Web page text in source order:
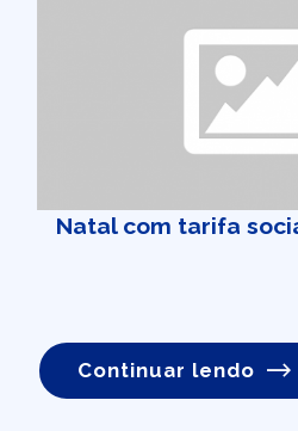
Natal com tarifa
Continuar lendo